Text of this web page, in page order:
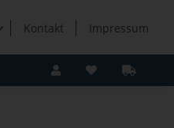
Kontakt Impressum